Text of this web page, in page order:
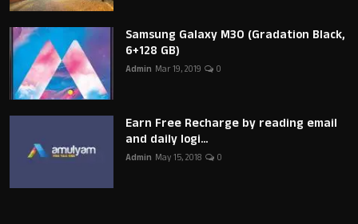
Samsung Galaxy M30 (Gradation Black,
6+128 GB)
Admin Mar 19, 2019 0
Earn Free Recharge by reading email
and daily logi...
Admin May 15, 2018 0